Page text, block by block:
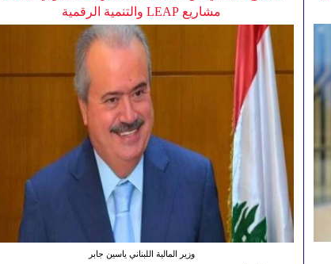
مشاريع LEAP والتنمية الرقمية
وزير المالية اللبناني ياسين جابر